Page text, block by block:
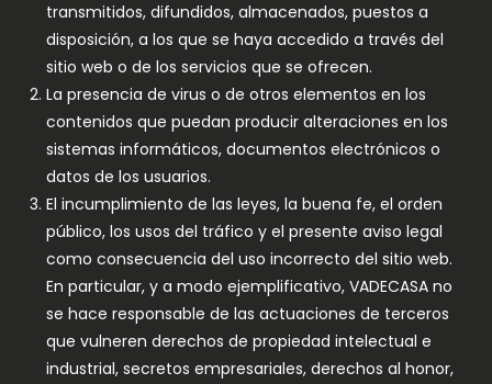
transmitidos, difundidos, almacenados, puestos a
disposición, a los que se haya accedido a través del
sitio web o de los servicios que se ofrecen.
La presencia de virus o de otros elementos en los
contenidos que puedan producir alteraciones en los
sistemas informáticos, documentos electrónicos o
datos de los usuarios.
El incumplimiento de las leyes, la buena fe, el orden
público, los usos del tráfico y el presente aviso legal
como consecuencia del uso incorrecto del sitio web.
En particular, y a modo ejemplificativo, VADECASA no
se hace responsable de las actuaciones de terceros
que vulneren derechos de propiedad intelectual e
industrial, secretos empresariales, derechos al honor,